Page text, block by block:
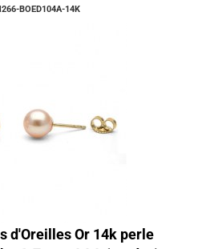
BOED104A-14K
d'Oreilles Or 14k perle